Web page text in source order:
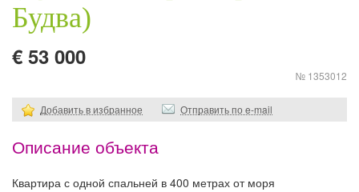
Будва)
€ 53 000
№ 1353012
Добавить в избранное Отправить по e-mail
Описание объекта
Квартира с одной спальней в 400 метрах от моря